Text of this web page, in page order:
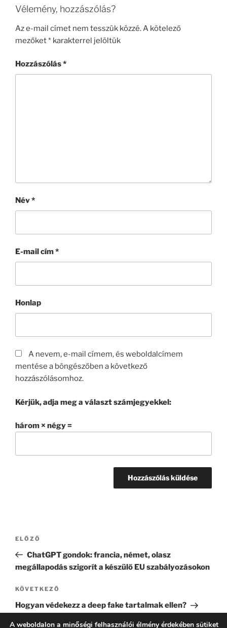
Vélemény, hozzászólás?
Az e-mail címet nem tesszük közzé.A kötelező
mezőket* karakterrel jelöltük
Hozzászólás*
Név*
E-mail cím*
Honlap
A nevem, e-mail címem, és weboldalcímem
mentése a böngészőben a következő
hozzászólásomhoz.
Kérjük, adja meg a választ számjegyekkel:
három × négy =
Bejegyzés
Korábbi
bejegyzés
ELŐZŐ
ChatGPT gondok: francia, német, olasz
megállapodás szigorít a készülő EU szabályozásokon
Következő
bejegyzés
KÖVETKEZŐ
Hogyan védekezz a deep fake tartalmak ellen?
A weboldalon a minőségi felhasználói élmény érdekében sütiket